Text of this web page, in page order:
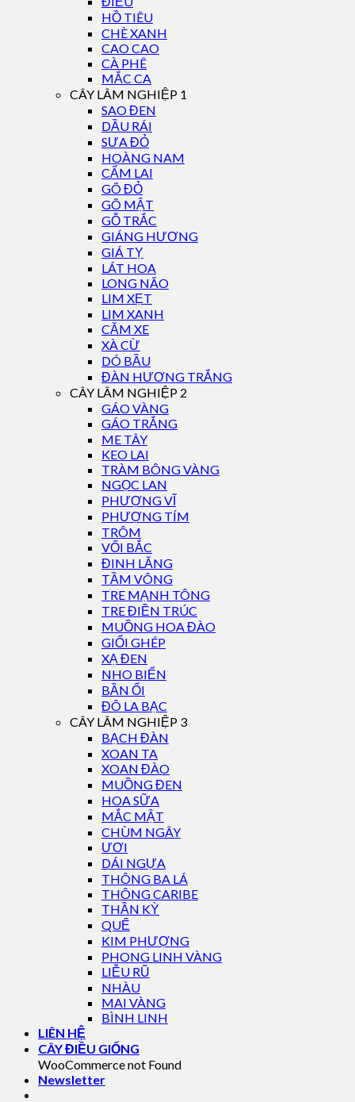
HỒ TIÊU
CHÈ XANH
CAO CAO
CÀ PHÊ
MẮC CA
CÂY LÂM NGHIỆP 1
SAO ĐEN
DẦU RÁI
SƯA ĐỎ
HOÀNG NAM
CẨM LAI
GÕ ĐỎ
GÕ MẬT
GỖ TRẮC
GIÁNG HƯƠNG
GIÁ TỴ
LÁT HOA
LONG NÃO
LIM XẸT
LIM XANH
CĂM XE
XÀ CỪ
DÓ BẦU
ĐÀN HƯƠNG TRẮNG
CÂY LÂM NGHIỆP 2
GÁO VÀNG
GÁO TRẮNG
ME TÂY
KEO LAI
TRÀM BÔNG VÀNG
NGỌC LAN
PHƯỢNG VĨ
PHƯỢNG TÍM
TRÔM
VỐI BẮC
ĐINH LĂNG
TẦM VÔNG
TRE MẠNH TÔNG
TRE ĐIỀN TRÚC
MUỒNG HOA ĐÀO
GIỔI GHÉP
XẠ ĐEN
NHO BIỂN
BẦN ỔI
ĐÔ LA BẠC
CÂY LÂM NGHIỆP 3
BẠCH ĐÀN
XOAN TA
XOAN ĐÀO
MUỒNG ĐEN
HOA SỮA
MẮC MẬT
CHÙM NGÂY
ƯƠI
DÁI NGỰA
THÔNG BA LÁ
THÔNG CARIBE
THẦN KỲ
QUẾ
KIM PHƯỢNG
PHONG LINH VÀNG
LIỄU RŨ
NHÀU
MAI VÀNG
BÌNH LINH
LIÊN HỆ
CÂY ĐIỀU GIỐNG
WooCommerce not Found
Newsletter